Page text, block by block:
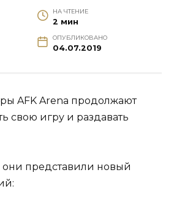
НА ЧТЕНИЕ
2 мин
ОПУБЛИКОВАНО
04.07.2019
AFK Arena продолжают
свою игру и раздавать
они представили новый